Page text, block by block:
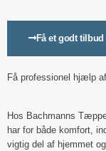
Få et godt tilbud
Få professionel hjælp
Hos Bachmanns
har for både komfort,
vigtig del af hjemmet